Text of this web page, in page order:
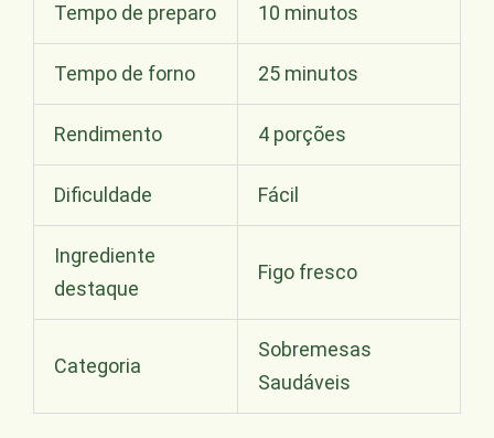
Tempo de preparo 10 minutos
Tempo de forno 25 minutos
Rendimento 4 porções
Dificuldade Fácil
Ingrediente
destaque
Figo fresco
Categoria
Sobremesas
Saudáveis